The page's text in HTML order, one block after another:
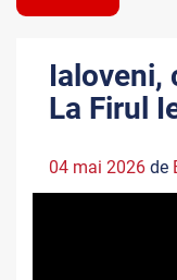
Ialoveni,
La Firul
04 mai 2026 de